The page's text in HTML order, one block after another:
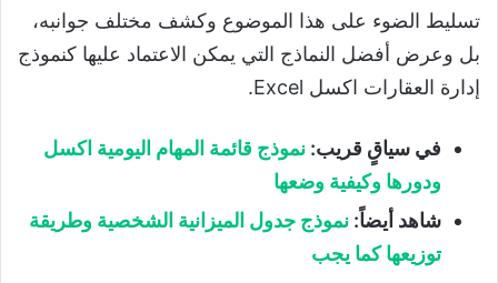
تسليط الضوء على هذا الموضوع وكشف مختلف جوانبه،
بل وعرض أفضل النماذج التي يمكن الاعتماد عليها كنموذج
إدارة العقارات اكسل Excel.
في سياقٍ قريب: نموذج قائمة المهام اليومية اكسل
ودورها وكيفية وضعها
شاهد أيضاً: نموذج جدول الميزانية الشخصية وطريقة
توزيعها كما يجب